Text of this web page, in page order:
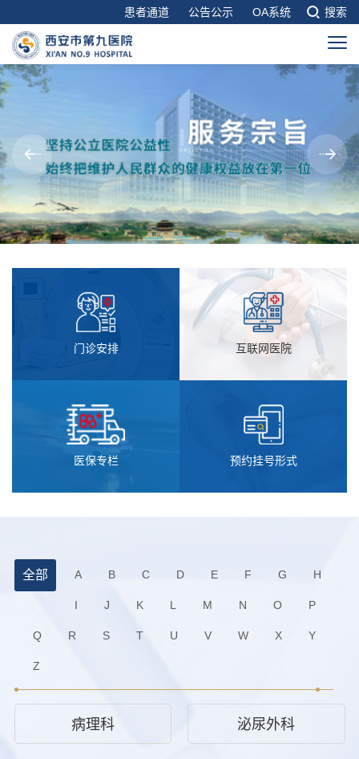
患者通道 公告公示 OA系统 搜索
门诊安排 互联网医院
医保专栏 预约挂号形式
全部 A B C D E F G H
I J K L M N O P
Q R S T U V W X Y
Z
病理科 泌尿外科